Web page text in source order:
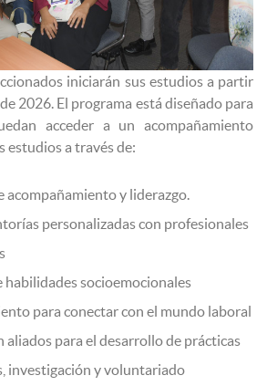
iniciarán sus estudios a partir
2026. El programa está diseñado para
acceder a un acompañamiento
estudios a través de:
acompañamiento y liderazgo.
personalizadas con profesionales
habilidades socioemocionales
para conectar con el mundo laboral
aliados para el desarrollo de prácticas
investigación y voluntariado